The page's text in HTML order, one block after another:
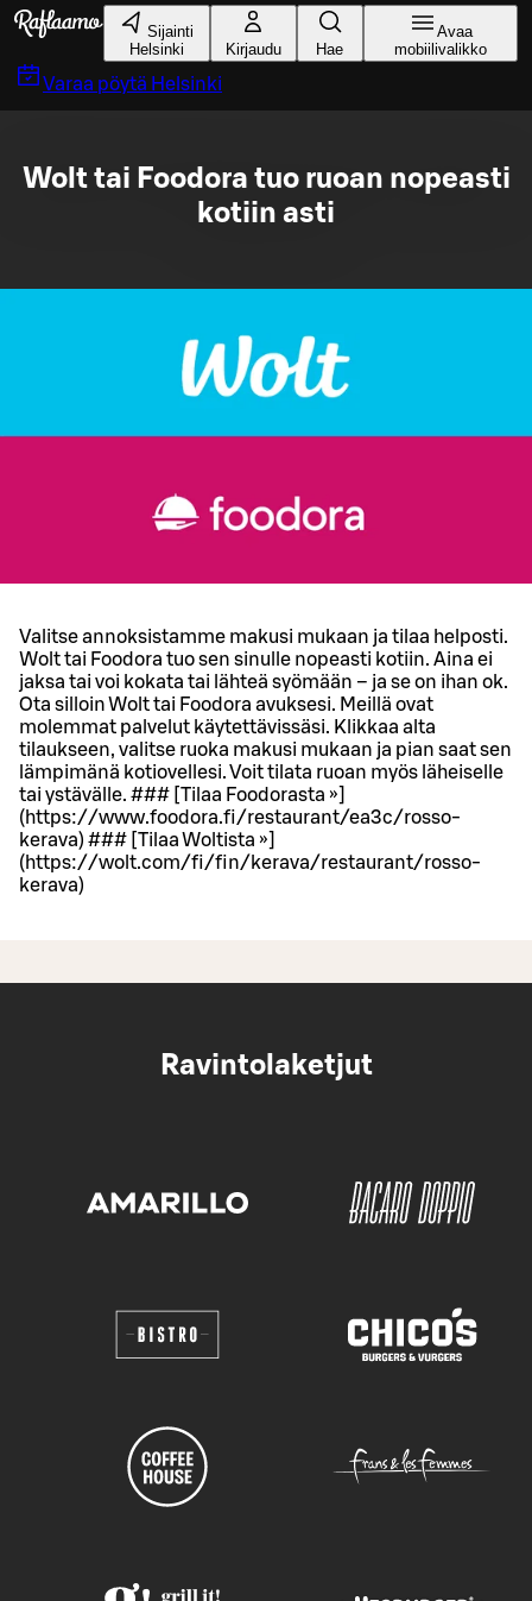
Siirry pääsisältöön
Sijainti
Helsinki
Kirjaudu Hae
Avaa
mobiilivalikko
Varaa pöytä Helsinki
Wolt tai Foodora tuo ruoan nopeasti
kotiin asti
Valitse annoksistamme makusi mukaan ja tilaa helposti.
Wolt tai Foodora tuo sen sinulle nopeasti kotiin. Aina ei
jaksa tai voi kokata tai lähteä syömään – ja se on ihan ok.
Ota silloin Wolt tai Foodora avuksesi. Meillä ovat
molemmat palvelut käytettävissäsi. Klikkaa alta
tilaukseen, valitse ruoka makusi mukaan ja pian saat sen
lämpimänä kotiovellesi. Voit tilata ruoan myös läheiselle
tai ystävälle. ### [Tilaa Foodorasta »]
(https://www.foodora.fi/restaurant/ea3c/rosso-
kerava) ### [Tilaa Woltista »]
(https://wolt.com/fi/fin/kerava/restaurant/rosso-
kerava)
Ravintolaketjut